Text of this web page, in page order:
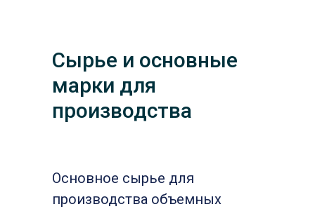
Сырье и основные
марки для
производства
Основное сырье для
производства объемных